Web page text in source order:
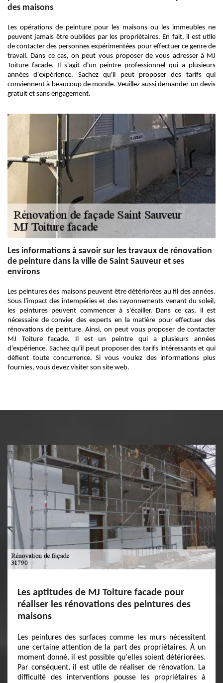
des maisons
Les opérations de peinture pour les maisons ou les immeubles ne
peuvent jamais être oubliées par les propriétaires. En fait, il est utile
de contacter des personnes expérimentées pour effectuer ce genre de
travail. Dans ce cas, on peut vous proposer de vous adresser à MJ
Toiture facade. Il s'agit d'un peintre professionnel qui a plusieurs
années d'expérience. Sachez qu'il peut proposer des tarifs qui
conviennent à beaucoup de monde. Veuillez aussi demander un devis
gratuit et sans engagement.
Les informations à savoir sur les travaux de rénovation
de peinture dans la ville de Saint Sauveur et ses
environs
Les peintures des maisons peuvent être détériorées au fil des années.
Sous l'impact des intempéries et des rayonnements venant du soleil,
les peintures peuvent commencer à s'écailler. Dans ce cas, il est
nécessaire de convier des experts en la matière pour effectuer des
rénovations de peinture. Ainsi, on peut vous proposer de contacter
MJ Toiture facade. Il est un peintre qui a plusieurs années
d'expérience. Sachez qu'il peut proposer des tarifs intéressants et qui
défient toute concurrence. Si vous voulez des informations plus
fournies, vous devez visiter son site web.
Les aptitudes de MJ Toiture facade pour
réaliser les rénovations des peintures des
maisons
Les peintures des surfaces comme les murs nécessitent
une certaine attention de la part des propriétaires. À un
moment donné, il est possible qu'elles soient détériorées.
Par conséquent, il est utile de réaliser de rénovation. La
difficulté des interventions pousse les propriétaires à